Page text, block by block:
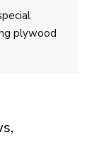
plywood